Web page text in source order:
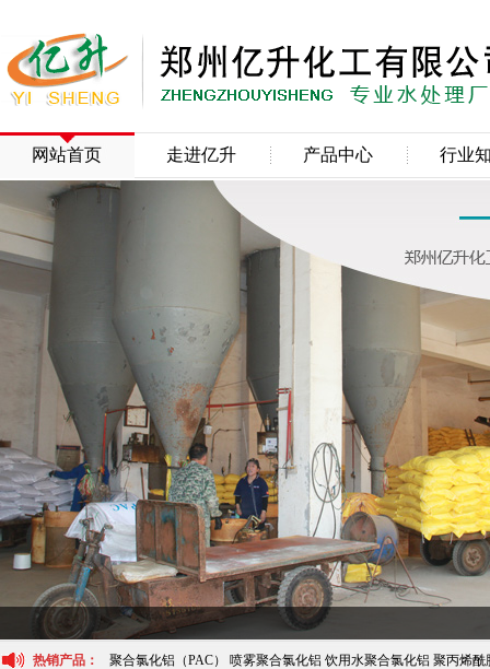
网站首页 走进亿升 产品中心 行业
热销产品： 聚合氯化铝（PAC） 喷雾聚合氯化铝 饮用水聚合氯化铝 聚丙烯酰